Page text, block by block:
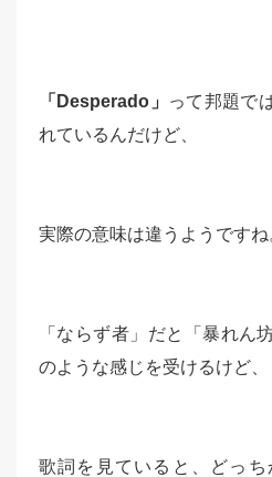
「Desperado」 って邦題で
れているんだけど、
実際の意味は違うようですね
「ならず者」だと「暴れん
のような感じを受けるけど、
歌詞を見ていると、どっち